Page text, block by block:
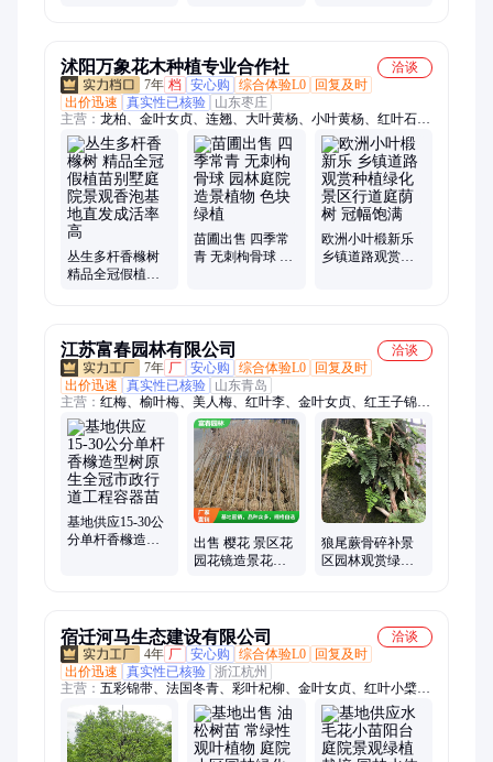
沭阳万象花木种植专业合作社
洽谈
7年 档 安心购 综合体验L0
回复及时
出价迅速
真实性已核验
山东枣庄
主营： 龙柏、金叶女贞、连翘、大叶黄杨、小叶黄杨、红叶石
楠、金森女贞、月季、红瑞木、紫薇、碧桃、红梅、美人梅、榆
叶梅、垂柳、八仙花、紫叶李、垂丝海棠、红枫、洒金柏、木香
花、桂花、绣球花、浮岛、木绣球
丛生多杆香橼树
精品全冠假植苗
苗圃出售 四季常
青 无刺枸骨球 园
欧洲小叶椴新乐
乡镇道路观赏种
江苏富春园林有限公司
洽谈
7年 厂 安心购 综合体验L0
回复及时
出价迅速
真实性已核验
山东青岛
主营： 红梅、榆叶梅、美人梅、红叶李、金叶女贞、红王子锦
带、绿萼梅、小叶黄杨、大叶黄杨、红叶石楠、金森女贞、白玉
兰、红枫、垂丝海棠、红帽月季、丰花月季、水蜡、卫矛、红瑞
木、生态浮岛、黄金枸骨、人工浮床、高杆月季、五彩锦带、梅
花
基地供应15‑30公
分单杆香橼造型
出售 樱花 景区花
园花镜造景花木
狼尾蕨骨碎补景
区园林观赏绿化
宿迁河马生态建设有限公司
洽谈
4年 厂 安心购 综合体验L0
回复及时
出价迅速
真实性已核验 浙江杭州
主营： 五彩锦带、法国冬青、彩叶杞柳、金叶女贞、红叶小檗、
梅花、榆叶梅、月季、红枫、海棠、大叶黄杨、小叶黄杨、金边
胡颓子、美人梅、红梅、八仙花、绣球花、亮金女贞、垂丝海
棠、龙柏、红王子锦带、紫荆、紫薇